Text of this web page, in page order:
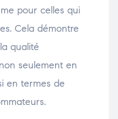
pour celles qui
Cela démontre
qualité
seulement en
en termes de